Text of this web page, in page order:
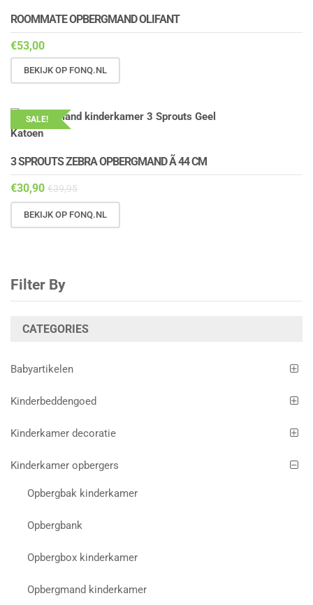
ROOMMATE OPBERGMAND OLIFANT
€53,00
BEKIJK OP FONQ.NL
SALE!
3 SPROUTS ZEBRA OPBERGMAND Ã 44 CM
€30,90 €39,95
BEKIJK OP FONQ.NL
Filter By
CATEGORIES
Babyartikelen
Kinderbeddengoed
Kinderkamer decoratie
Kinderkamer opbergers
Opbergbak kinderkamer
Opbergbank
Opbergbox kinderkamer
Opbergmand kinderkamer